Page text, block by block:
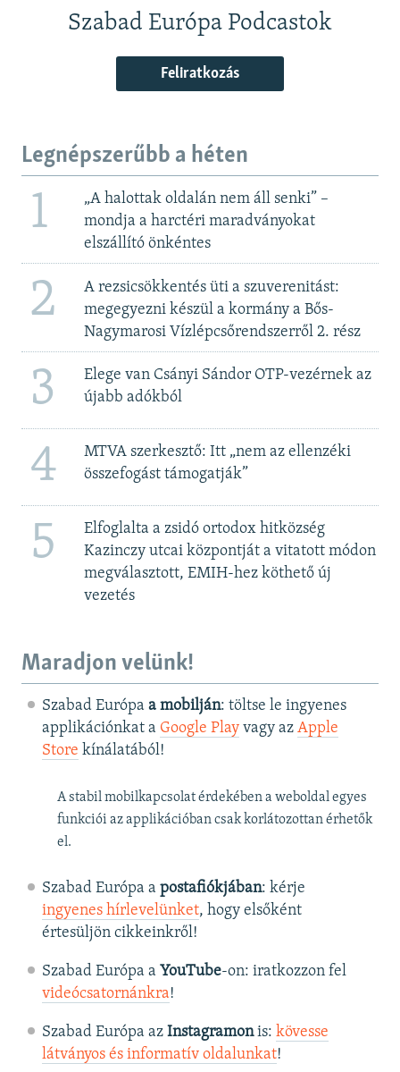
Szabad Európa Podcastok
Feliratkozás
Legnépszerűbb a héten
1
„A halottak oldalán nem áll senki” –
mondja a harctéri maradványokat
elszállító önkéntes
2
A rezsicsökkentés üti a szuverenitást:
megegyezni készül a kormány a Bős-
Nagymarosi Vízlépcsőrendszerről 2. rész
3
Elege van Csányi Sándor OTP-vezérnek az
újabb adókból
4
MTVA szerkesztő: Itt „nem az ellenzéki
összefogást támogatják”
5
Elfoglalta a zsidó ortodox hitközség
Kazinczy utcai központját a vitatott módon
megválasztott, EMIH-hez köthető új
vezetés
Maradjon velünk!
Szabad Európa a mobilján: töltse le ingyenes
applikációnkat a Google Playvagy az Apple
Store kínálatából!
A stabil mobilkapcsolat érdekében a weboldal egyes
funkciói az applikációban csak korlátozottan érhetők
el.
Szabad Európa a postafiókjában: kérje
ingyenes hírlevelünket, hogy elsőként
értesüljön cikkeinkről!
Szabad Európa a YouTube-on: iratkozzon fel
videócsatornánkra!
Szabad Európa az Instagramonis: kövesse
látványos és informatív oldalunkat! ​